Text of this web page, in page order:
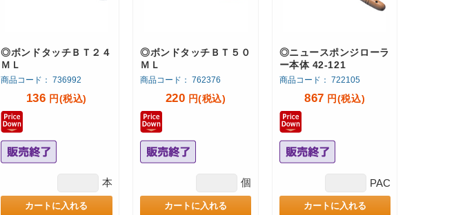
136 円(税込)
商品コード： 736992
◎ボンドタッチＢＴ２４
ＭＬ
本
カートに入れる
220 円(税込)
商品コード： 762376
◎ボンドタッチＢＴ５０
ＭＬ
個
カートに入れる
867 円(税込)
商品コード： 722105
◎ニュースポンジローラ
ー本体 42-121
PAC
カートに入れる